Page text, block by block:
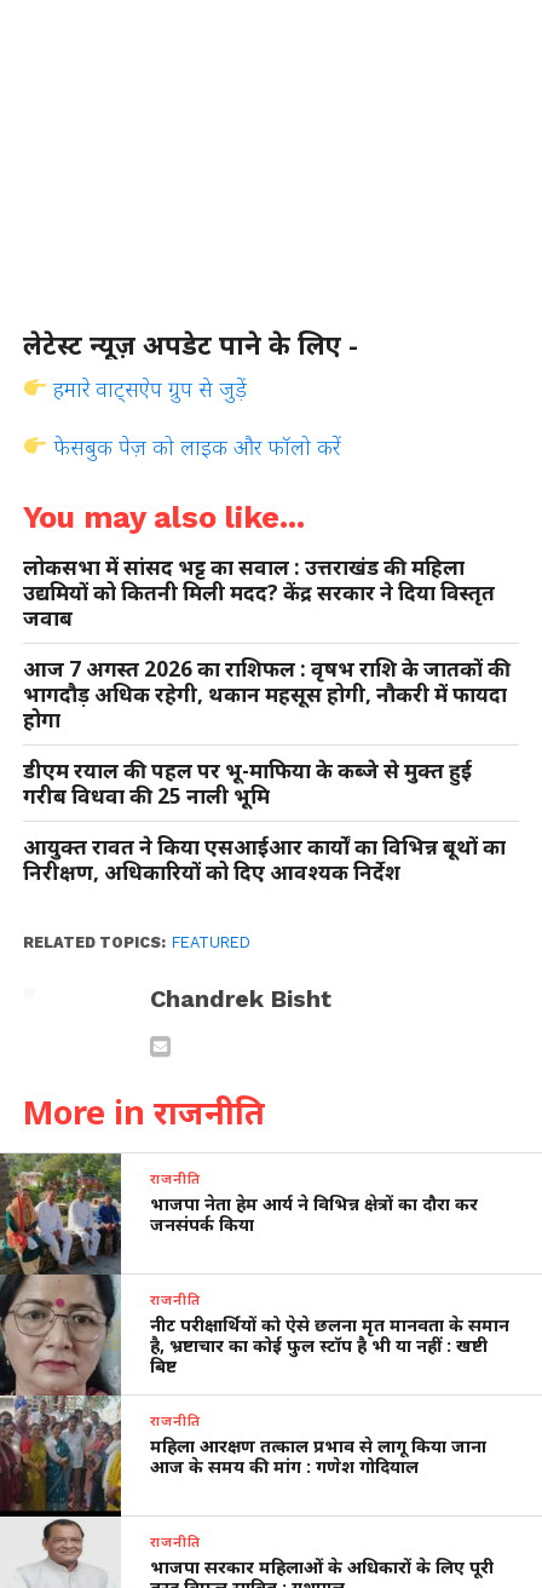
लेटेस्ट न्यूज़ अपडेट पाने के लिए -
हमारे वाट्सऐप ग्रुप से जुड़ें
फेसबुक पेज़ को लाइक और फॉलो करें
You may also like...
लोकसभा में सांसद भट्ट का सवाल : उत्तराखंड की महिला
उद्यमियों को कितनी मिली मदद? केंद्र सरकार ने दिया विस्तृत
जवाब
आज 7 अगस्त 2026 का राशिफल : वृषभ राशि के जातकों की
भागदौड़ अधिक रहेगी, थकान महसूस होगी, नौकरी में फायदा
होगा
डीएम रयाल की पहल पर भू-माफिया के कब्जे से मुक्त हुई
गरीब विधवा की 25 नाली भूमि
आयुक्त रावत ने किया एसआईआर कार्यों का विभिन्न बूथों का
निरीक्षण, अधिकारियों को दिए आवश्यक निर्देश
RELATED TOPICS: FEATURED
Chandrek Bisht
More in राजनीति
राजनीति
भाजपा नेता हेम आर्य ने विभिन्न क्षेत्रों का दौरा कर
जनसंपर्क किया
राजनीति
नीट परीक्षार्थियों को ऐसे छलना मृत मानवता के समान
है, भ्रष्टाचार का कोई फुल स्टॉप है भी या नहीं : खष्टी
बिष्ट
राजनीति
महिला आरक्षण तत्काल प्रभाव से लागू किया जाना
आज के समय की मांग : गणेश गोदियाल
राजनीति
भाजपा सरकार महिलाओं के अधिकारों के लिए पूरी